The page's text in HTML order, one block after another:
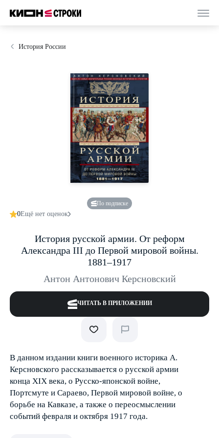
История России
По подписке
0Ещё нет оценок
История русской армии. От реформ
Александра III до Первой мировой войны.
1881–1917
Антон Антонович Керсновский
ЧИТАТЬ В ПРИЛОЖЕНИИ
В данном издании книги военного историка А.
Керсновского рассказывается о русской армии
конца XIX века, о Русско-японской войне,
Портсмуте и Сараево, Первой мировой войне, о
борьбе на Кавказе, а также о переосмыслении
событий февраля и октября 1917 года.